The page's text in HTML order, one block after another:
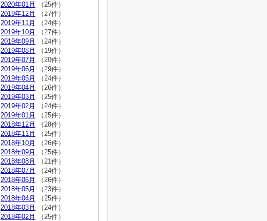
2020年01月
（25件）
2019年12月
（27件）
2019年11月
（24件）
2019年10月
（27件）
2019年09月
（24件）
2019年08月
（19件）
2019年07月
（20件）
2019年06月
（29件）
2019年05月
（24件）
2019年04月
（26件）
2019年03月
（25件）
2019年02月
（24件）
2019年01月
（25件）
2018年12月
（28件）
2018年11月
（25件）
2018年10月
（26件）
2018年09月
（25件）
2018年08月
（21件）
2018年07月
（24件）
2018年06月
（26件）
2018年05月
（23件）
2018年04月
（25件）
2018年03月
（24件）
2018年02月
（25件）